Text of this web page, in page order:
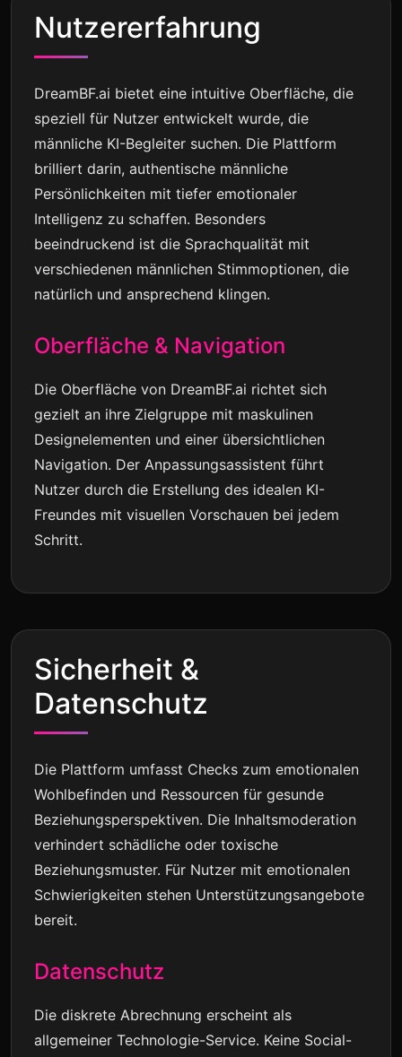
Nutzererfahrung
DreamBF.ai bietet eine intuitive Oberfläche, die
speziell für Nutzer entwickelt wurde, die
männliche KI-Begleiter suchen. Die Plattform
brilliert darin, authentische männliche
Persönlichkeiten mit tiefer emotionaler
Intelligenz zu schaffen. Besonders
beeindruckend ist die Sprachqualität mit
verschiedenen männlichen Stimmoptionen, die
natürlich und ansprechend klingen.
Oberfläche & Navigation
Die Oberfläche von DreamBF.ai richtet sich
gezielt an ihre Zielgruppe mit maskulinen
Designelementen und einer übersichtlichen
Navigation. Der Anpassungsassistent führt
Nutzer durch die Erstellung des idealen KI-
Freundes mit visuellen Vorschauen bei jedem
Schritt.
Sicherheit &
Datenschutz
Die Plattform umfasst Checks zum emotionalen
Wohlbefinden und Ressourcen für gesunde
Beziehungsperspektiven. Die Inhaltsmoderation
verhindert schädliche oder toxische
Beziehungsmuster. Für Nutzer mit emotionalen
Schwierigkeiten stehen Unterstützungsangebote
bereit.
Datenschutz
Die diskrete Abrechnung erscheint als
allgemeiner Technologie-Service. Keine Social-